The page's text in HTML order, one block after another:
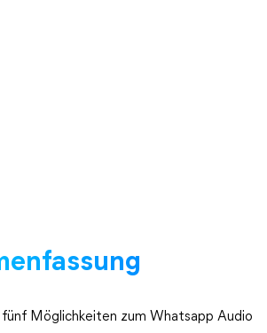
fünf Möglichkeiten zum Whatsapp Audio